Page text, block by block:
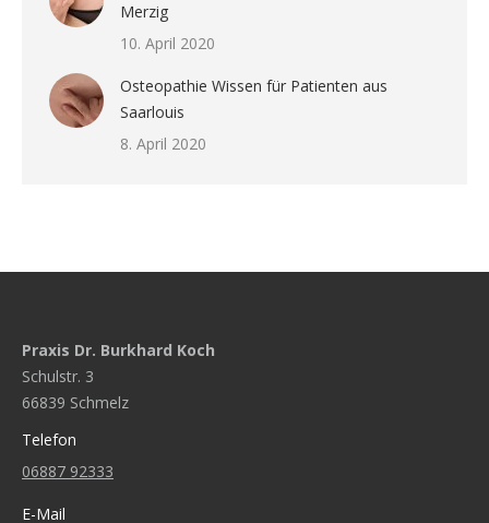
Merzig
10. April 2020
Osteopathie Wissen für Patienten aus
Saarlouis
8. April 2020
Praxis Dr. Burkhard Koch
Schulstr. 3
66839 Schmelz
Telefon
06887 92333
E-Mail